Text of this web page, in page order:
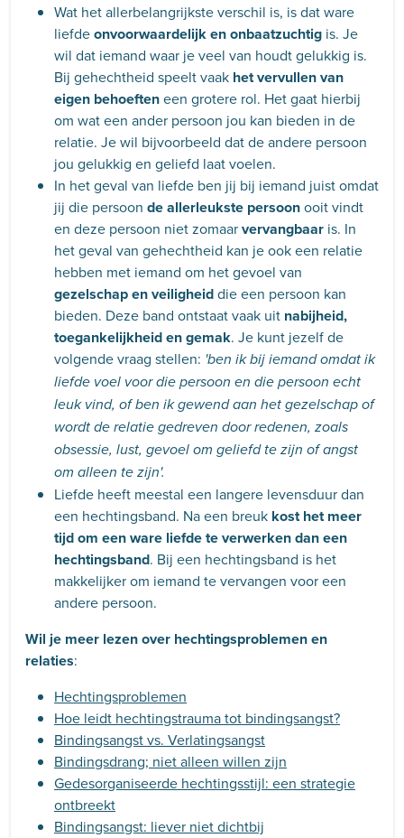
Wat het allerbelangrijkste verschil is, is dat ware
liefdeonvoorwaardelijk en onbaatzuchtig is. Je
wil dat iemand waar je veel van houdt gelukkig is.
Bij gehechtheid speelt vaak het vervullen van
eigen behoefteneen grotere rol. Het gaat hierbij
om wat een ander persoon jou kan bieden in de
relatie. Je wil bijvoorbeeld dat de andere persoon
jou gelukkig en geliefd laat voelen.
In het geval van liefde ben jij bij iemand juist omdat
jij die persoon de allerleukste persoonooit vindt
en deze persoon niet zomaarvervangbaar is. In
het geval van gehechtheid kan je ook een relatie
hebben met iemand om het gevoel van
gezelschap en veiligheiddie een persoon kan
bieden. Deze band ontstaat vaak uit nabijheid,
toegankelijkheid en gemak. Je kunt jezelf de
volgende vraag stellen: 'ben ik bij iemand omdat ik
liefde voel voor die persoon en die persoon echt
leuk vind, of ben ik gewend aan het gezelschap of
wordt de relatie gedreven door redenen, zoals
obsessie, lust, gevoel om geliefd te zijn of angst
om alleen te zijn'.
Liefde heeft meestal een langere levensduur dan
een hechtingsband. Na een breuk kost het meer
tijdom een ware liefde te verwerken dan een
hechtingsband. Bij een hechtingsband is het
makkelijker om iemand te vervangen voor een
andere persoon.
Wil je meer lezen over hechtingsproblemen en
relaties:
Hechtingsproblemen
Hoe leidt hechtingstrauma tot bindingsangst?
Bindingsangst vs. Verlatingsangst
Bindingsdrang; niet alleen willen zijn
Gedesorganiseerde hechtingsstijl: een strategie
ontbreekt
Bindingsangst: liever niet dichtbij